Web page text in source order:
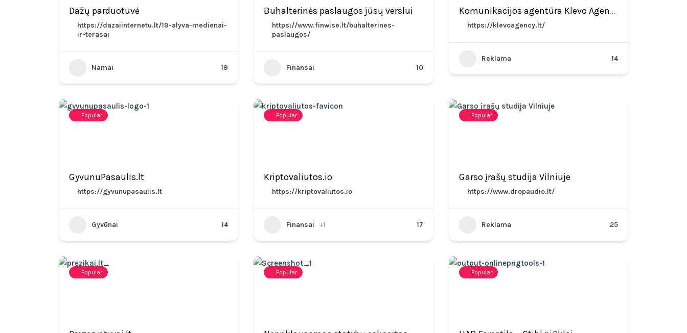
Dažų parduotuvė
https://dazaiinternetu.lt/19-alyva-medienai-
ir-terasai
Namai 19
Buhalterinės paslaugos jūsų verslui
https://www.finwise.lt/buhalterines-
paslaugos/
Finansai 10
Komunikacijos agentūra Klevo Agency
https://klevoagency.lt/
Reklama 14
Popular
GyvunuPasaulis.lt
https://gyvunupasaulis.lt
Gyvūnai 14
Popular
Kriptovaliutos.io
https://kriptovaliutos.io
Finansai +1 17
Popular
Garso įrašų studija Vilniuje
https://www.dropaudio.lt/
Reklama 25
Popular Popular Popular